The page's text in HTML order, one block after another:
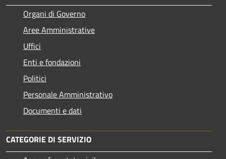
Organi di Governo
Aree Amministrative
Uffici
Enti e fondazioni
Politici
Personale Amministrativo
Documenti e dati
CATEGORIE DI SERVIZIO